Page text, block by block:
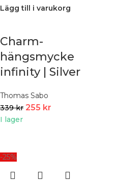
Lägg till i varukorg
Charm-
hängsmycke
infinity | Silver
Thomas Sabo
339kr 255 kr
I lager
-25%